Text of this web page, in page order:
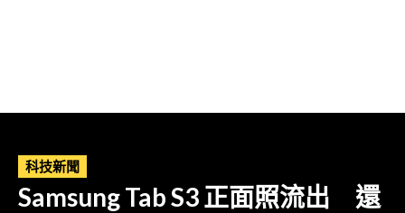
科技新聞
Samsung Tab S3 正面照流出 還